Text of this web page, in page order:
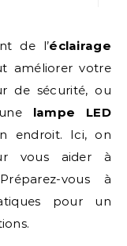
de l’éclairage
améliorer votre
de sécurité, ou
lampe LED
endroit. Ici, on
vous aider à
vous à
pour un